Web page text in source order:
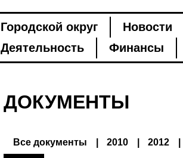
Городской округ Новости
Деятельность
Финансы
ДОКУМЕНТЫ
Все документы 2010 2012